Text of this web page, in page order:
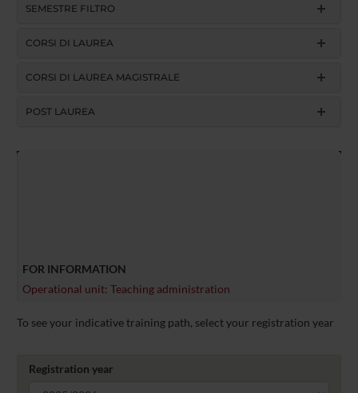
SEMESTRE FILTRO
CORSI DI LAUREA
CORSI DI LAUREA MAGISTRALE
POST LAUREA
FOR INFORMATION
Operational unit: Teaching administration
To see your indicative training path, select your registration year
Registration year